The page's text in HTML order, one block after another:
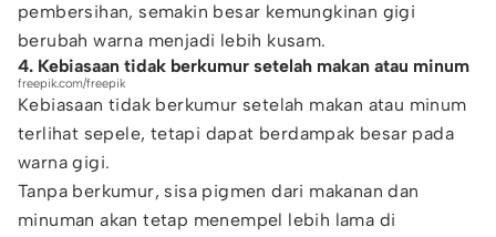
pembersihan, semakin besar kemungkinan gigi
berubah warna menjadi lebih kusam.
4. Kebiasaan tidak berkumur setelah makan atau minum
freepik.com/freepik
Kebiasaan tidak berkumur setelah makan atau minum
terlihat sepele, tetapi dapat berdampak besar pada
warna gigi.
Tanpa berkumur, sisa pigmen dari makanan dan
minuman akan tetap menempel lebih lama di